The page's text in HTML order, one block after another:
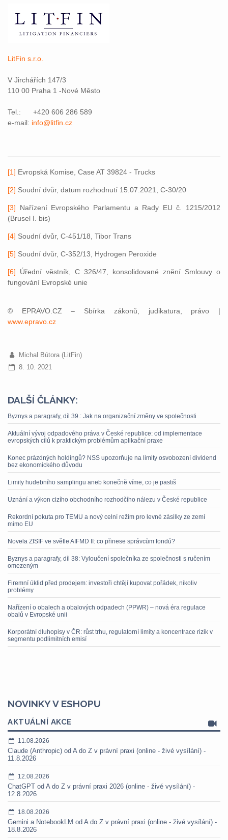
LitFin s.r.o.
V Jirchářích 147/3
110 00 Praha 1 -Nové Město
Tel.: +420 606 286 589
e-mail: info@litfin.cz
[1] Evropská Komise, Case AT 39824 - Trucks
[2] Soudní dvůr, datum rozhodnutí 15.07.2021, C-30/20
[3] Nařízení Evropského Parlamentu a Rady EU č. 1215/2012
(Brusel I. bis)
[4] Soudní dvůr, C-451/18, Tibor Trans
[5] Soudní dvůr, C-352/13, Hydrogen Peroxide
[6] Úřední věstník, C 326/47, konsolidované znění Smlouvy o
fungování Evropské unie
© EPRAVO.CZ – Sbírka zákonů, judikatura, právo |
www.epravo.cz
Michal Bútora (LitFin)
8. 10. 2021
DALŠÍ ČLÁNKY:
Byznys a paragrafy, díl 39.: Jak na organizační změny ve společnosti
Aktuální vývoj odpadového práva v České republice: od implementace
evropských cílů k praktickým problémům aplikační praxe
Konec prázdných holdingů? NSS upozorňuje na limity osvobození dividend
bez ekonomického důvodu
Limity hudebního samplingu aneb konečně víme, co je pastiš
Uznání a výkon cizího obchodního rozhodčího nálezu v České republice
Rekordní pokuta pro TEMU a nový celní režim pro levné zásilky ze zemí
mimo EU
Novela ZISIF ve světle AIFMD II: co přinese správcům fondů?
Byznys a paragrafy, díl 38: Vyloučení společníka ze společnosti s ručením
omezeným
Firemní úklid před prodejem: investoři chtějí kupovat pořádek, nikoliv
problémy
Nařízení o obalech a obalových odpadech (PPWR) – nová éra regulace
obalů v Evropské unii
Korporátní dluhopisy v ČR: růst trhu, regulatorní limity a koncentrace rizik v
segmentu podlimitních emisí
NOVINKY V ESHOPU
AKTUÁLNÍ AKCE
11.08.2026
Claude (Anthropic) od A do Z v právní praxi (online - živé vysílání) -
11.8.2026
12.08.2026
ChatGPT od A do Z v právní praxi 2026 (online - živé vysílání) -
12.8.2026
18.08.2026
Gemini a NotebookLM od A do Z v právní praxi (online - živé vysílání) -
18.8.2026